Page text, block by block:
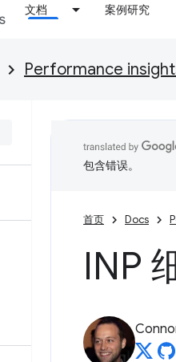
文档 案例研究
Performance
包含错误。
首页 Docs
INP